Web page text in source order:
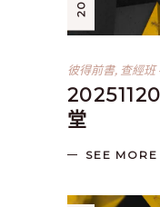
彼得前書, 查經班
堂
SEE MORE